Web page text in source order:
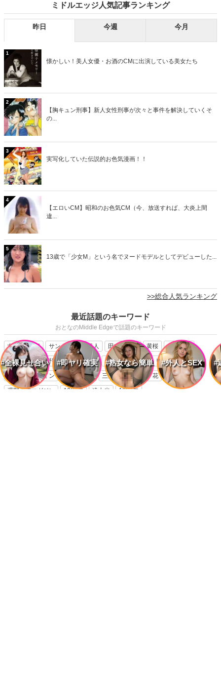
#全裸見せ合い #即ヤリ確実 #熟女なら簡単 #外人とSEX #
ミドルエッジ人気記事ランキング
昨日 今週 今月
1
懐かしい！美人女優・お酒のCMに出演している美女たち
2
【胸キュン刑事】新人女性刑事が次々と事件を解決していくそ
の...
3
実写化していた伝説的お色気漫画！！
4
【エロいCM】昭和のお色気CM（今、放送すれば、大炎上間
違...
5
13歳で「少女M」という名でヌードモデルとしてデビューした...
>>総合人気ランキング
最近話題のキーワード
おとなのMiddle Edgeで話題のキーワード
女優 昭和 サントリー 美人 田中美佐子 黄桜 大原麗子
松坂慶子 真野響子 高島礼子 中野良子 サントリーレッド
メルシャンワイン 真野あずさ 三浦布美子 貴ノ花
週間少年マガジン 1988年 遠山光 1987年